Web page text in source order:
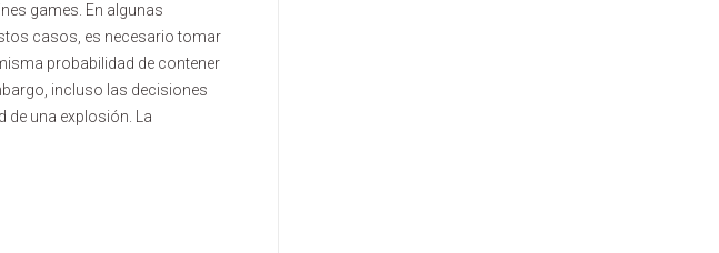
games. En algunas
casos, es necesario tomar
probabilidad de contener
incluso las decisiones
de una explosión. La